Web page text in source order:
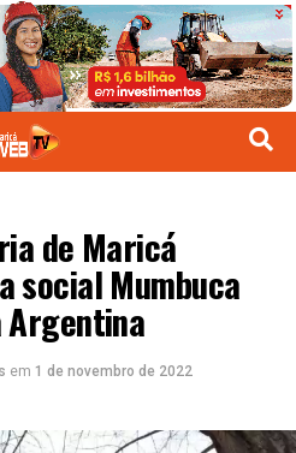
de Maricá
social Mumbuca
Argentina
em 1 de novembro de 2022